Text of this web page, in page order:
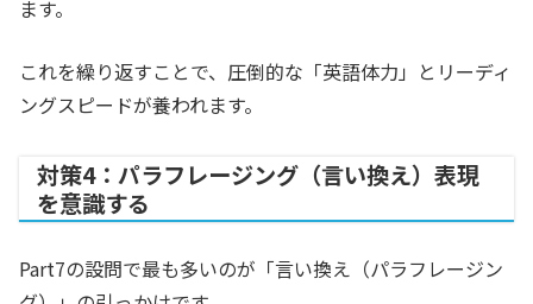
ます。
これを繰り返すことで、圧倒的な「英語体力」とリーディ
ングスピードが養われます。
対策4：パラフレージング（言い換え）表現
を意識する
Part7の設問で最も多いのが「言い換え（パラフレージン